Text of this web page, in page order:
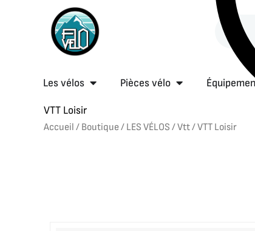
Les vélos Ouvrir Les vélos
Pièces vélo Ouvrir Pièces
VTT Loisir
Accueil / Boutique/ LES VÉLOS /Vtt/ VTT Loisir